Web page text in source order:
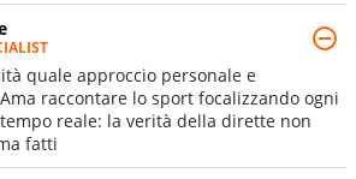
quale approccio personale e
raccontare lo sport focalizzando ogni
reale: la verità della dirette non
fatti